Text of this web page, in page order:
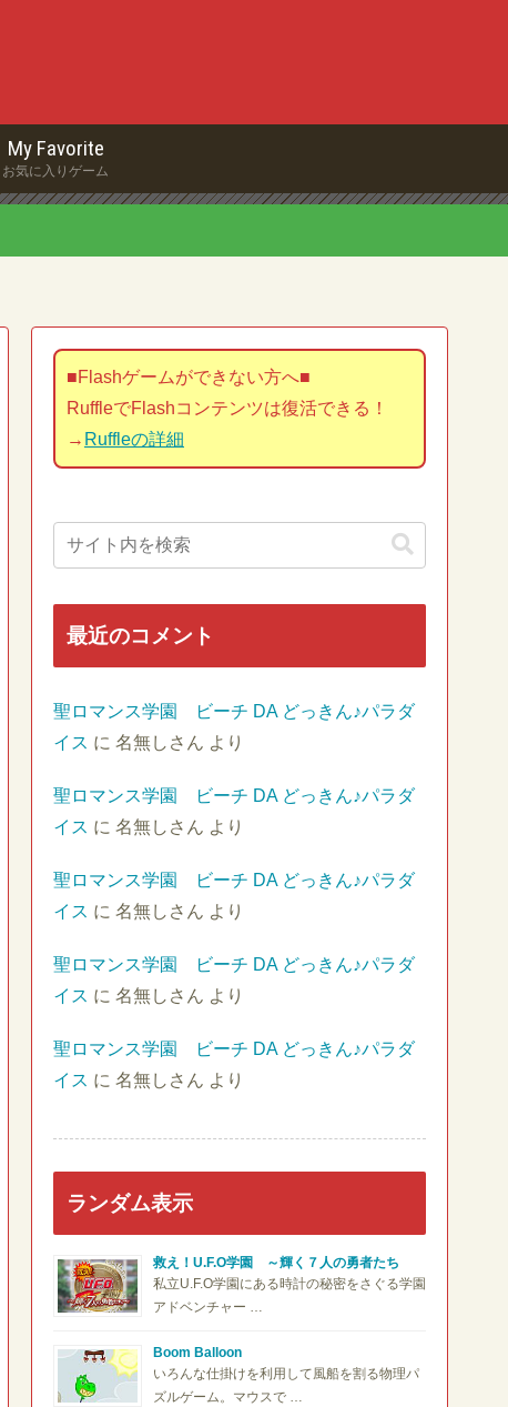
My Favorite
お気に入りゲーム
■Flashゲームができない方へ■
RuffleでFlashコンテンツは復活できる！
→ Ruffleの詳細
最近のコメント
聖ロマンス学園 ビーチ DA どっきん♪パラダ
イス に 名無しさん より
聖ロマンス学園 ビーチ DA どっきん♪パラダ
イス に 名無しさん より
聖ロマンス学園 ビーチ DA どっきん♪パラダ
イス に 名無しさん より
聖ロマンス学園 ビーチ DA どっきん♪パラダ
イス に 名無しさん より
聖ロマンス学園 ビーチ DA どっきん♪パラダ
イス に 名無しさん より
ランダム表示
救え！U.F.O学園 ～輝く７人の勇者たち
私立U.F.O学園にある時計の秘密をさぐる学園
アドベンチャー …
Boom Balloon
いろんな仕掛けを利用して風船を割る物理パ
ズルゲーム。マウスで …